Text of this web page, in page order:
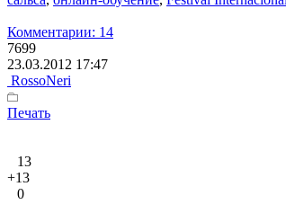
Комментарии: 14
7699
23.03.2012 17:47
RossoNeri
Печать
13
+13
0